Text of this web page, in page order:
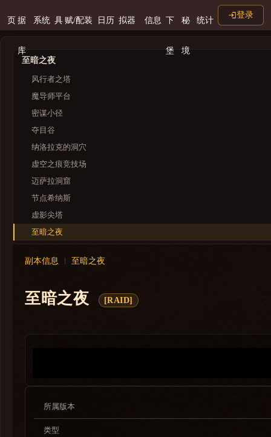
页 据
库
系统 具 赋/配装 日历 拟器 信息 下
堡
秘
境
统计
登录
至暗之夜
风行者之塔
魔导师平台
密谋小径
夺目谷
纳洛拉克的洞穴
虚空之痕竞技场
迈萨拉洞窟
节点希纳斯
虚影尖塔
至暗之夜
进军奎尔丹纳斯
地心之战
军团再临
德拉诺之王
熊猫人之谜
副本信息 至暗之夜
至暗之夜 [RAID]
所属版本
类型